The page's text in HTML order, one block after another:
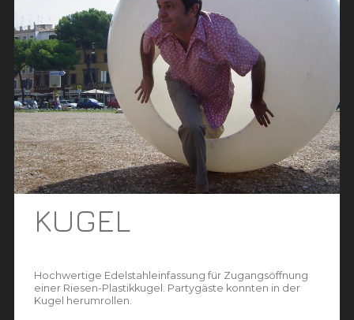
KUGEL
Hochwertige Edelstahleinfassung für Zugangsöffnung
einer Riesen-Plastikkugel. Partygäste konnten in der
Kugel herumrollen.